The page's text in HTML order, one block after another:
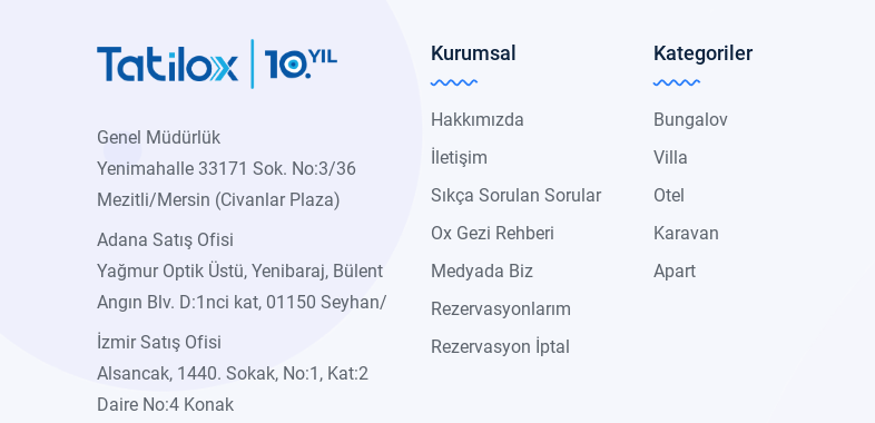
Genel Müdürlük
Yenimahalle 33171 Sok. No:3/36
Mezitli/Mersin (Civanlar Plaza)
Adana Satış Ofisi
Yağmur Optik Üstü, Yenibaraj, Bülent
Angın Blv. D:1nci kat, 01150 Seyhan/
İzmir Satış Ofisi
Alsancak, 1440. Sokak, No:1, Kat:2
Daire No:4 Konak
Kurumsal
Hakkımızda
İletişim
Sıkça Sorulan Sorular
Ox Gezi Rehberi
Medyada Biz
Rezervasyonlarım
Rezervasyon İptal
Kategoriler
Bungalov
Villa
Otel
Karavan
Apart